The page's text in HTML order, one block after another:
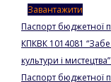
Завантажити
Паспорт бюджетної
КПКВК 1014081
культури і мистецтва”
Паспорт бюджетної